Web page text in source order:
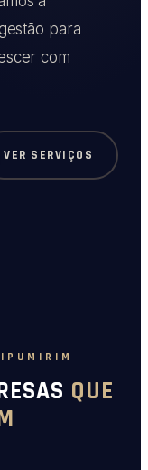
para
com
VER SERVIÇOS
QUE